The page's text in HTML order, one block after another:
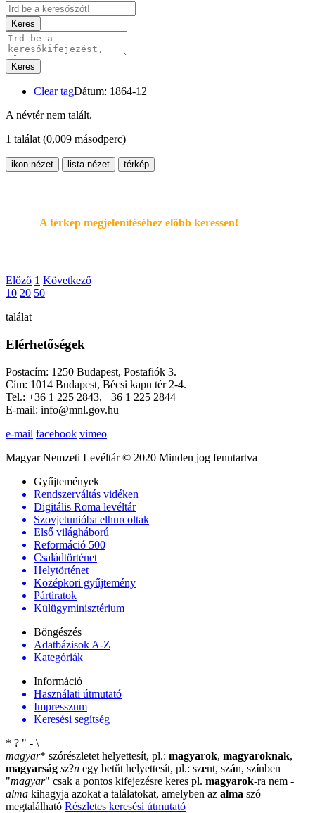
Keres
Keres
Clear tagDátum: 1864-12
A névtér nem talált.
1 találat (0,009 másodperc)
ikon nézet lista nézet térkép
A térkép megjelenítéséhez elöbb keressen!
Előző 1 Következő
10 20 50
találat
Elérhetőségek
Postacím: 1250 Budapest, Postafiók 3.
Cím: 1014 Budapest, Bécsi kapu tér 2-4.
Tel.: +36 1 225 2843, +36 1 225 2844
E-mail: info@mnl.gov.hu
e-mail facebook vimeo
Magyar Nemzeti Levéltár © 2020 Minden jog fenntartva
Gyűjtemények
Rendszerváltás vidéken
Digitális Roma levéltár
Szovjetunióba elhurcoltak
Első világháború
Reformáció 500
Családtörténet
Helytörténet
Középkori gyűjtemény
Pártiratok
Külügyminisztérium
Böngészés
Adatbázisok A-Z
Kategóriák
Információ
Használati útmutató
Impresszum
Keresési segítség
* ? " - \
magyar* szórészletet helyettesít, pl.: magyarok, magyaroknak,
magyarság sz?n egy betűt helyettesít, pl.: szent, szán, színben
"magyar" csak a pontos kifejezésre keres pl. magyarok-ra nem -
alma kihagyja azokat a találatokat, amelyben az alma szó
megtalálható Részletes keresési útmutató